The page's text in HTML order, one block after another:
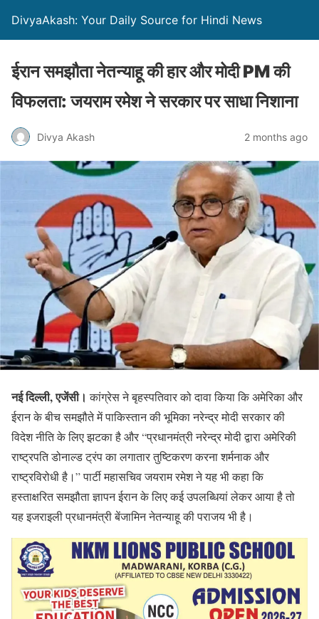
DivyaAkash: Your Daily Source for Hindi News
ईरान समझौता नेतन्याहू की हार और मोदी PM की
विफलता: जयराम रमेश ने सरकार पर साधा निशाना
Divya Akash 2 months ago
नई दिल्ली, एजेंसी।कांग्रेस ने बृहस्पतिवार को दावा किया कि अमेरिका और
ईरान के बीच समझौते में पाकिस्तान की भूमिका नरेन्द्र मोदी सरकार की
विदेश नीति के लिए झटका है और “प्रधानमंत्री नरेन्द्र मोदी द्वारा अमेरिकी
राष्ट्रपति डोनाल्ड ट्रंप का लगातार तुष्टिकरण करना शर्मनाक और
राष्ट्रविरोधी है।” पार्टी महासचिव जयराम रमेश ने यह भी कहा कि
हस्ताक्षरित समझौता ज्ञापन ईरान के लिए कई उपलब्धियां लेकर आया है तो
यह इजराइली प्रधानमंत्री बेंजामिन नेतन्याहू की पराजय भी है।